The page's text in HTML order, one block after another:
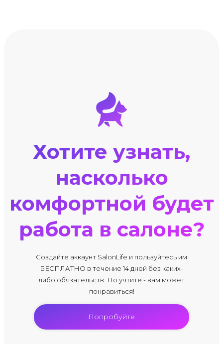
Хотите узнать,
насколько
комфортной будет
работа в салоне?
Создайте аккаунт SalonLife и пользуйтесь им
БЕСПЛАТНО в течение 14 дней без каких-
либо обязательств. Но учтите - вам может
понравиться!
Попробуйте